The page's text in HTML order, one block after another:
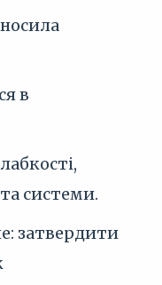
в
системи.
затвердити